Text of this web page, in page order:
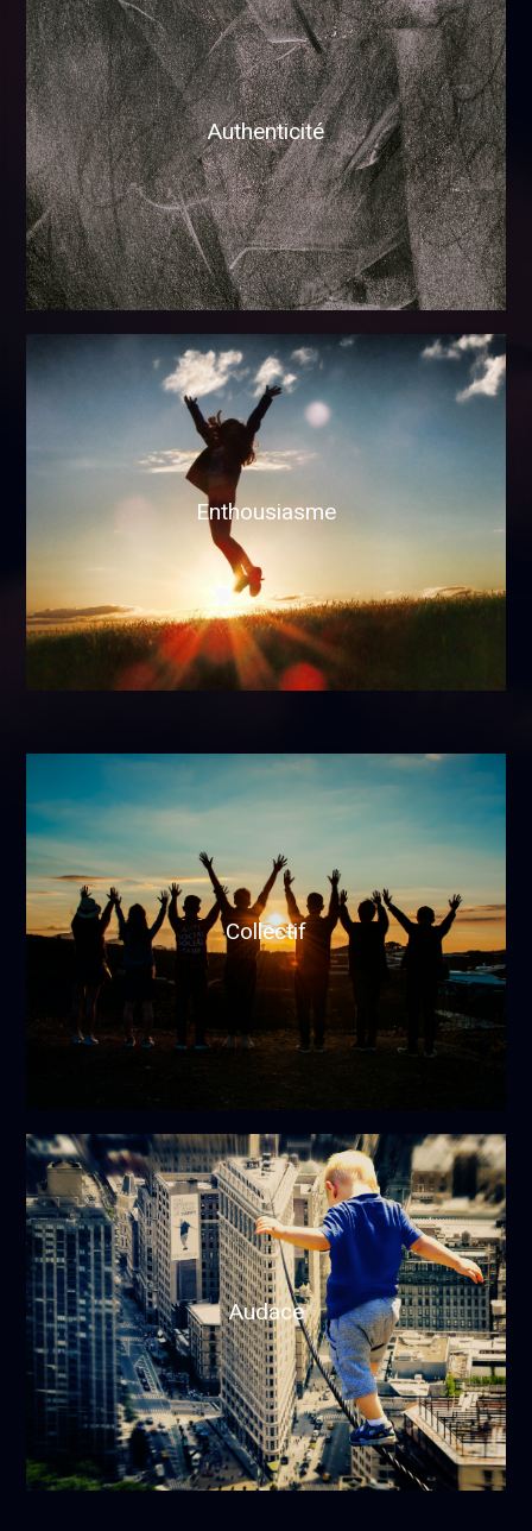
Authenticité
Authenticité
ooo
Sincérité
Simplicité
Enthousiasme
Enthousiasme
ooo
Optimisme
Passion
Collectif
ooo
Partage et convivialité
Humour et Légèreté
Altruisme
Audace
Audace
ooo
Créativité
Imagination